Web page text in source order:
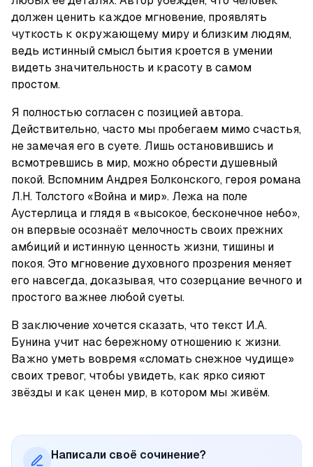
должен ценить каждое мгновение, проявлять
чуткость к окружающему миру и близким людям,
ведь истинный смысл бытия кроется в умении
видеть значительность и красоту в самом
простом.
Я полностью согласен с позицией автора.
Действительно, часто мы пробегаем мимо счастья,
не замечая его в суете. Лишь остановившись и
всмотревшись в мир, можно обрести душевный
покой. Вспомним Андрея Болконского, героя романа
Л.Н. Толстого «Война и мир». Лежа на поле
Аустерлица и глядя в «высокое, бесконечное небо»,
он впервые осознаёт мелочность своих прежних
амбиций и истинную ценность жизни, тишины и
покоя. Это мгновение духовного прозрения меняет
его навсегда, доказывая, что созерцание вечного и
простого важнее любой суеты.
В заключение хочется сказать, что текст И.А.
Бунина учит нас бережному отношению к жизни.
Важно уметь вовремя «сломать снежное чудище»
своих тревог, чтобы увидеть, как ярко сияют
звёзды и как ценен мир, в котором мы живём.
Написали своё сочинение?